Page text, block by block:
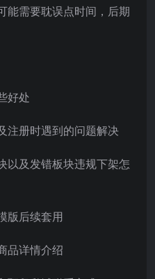
能需要耽误点时间，后期
好处
注册时遇到的问题解决
以及发错板块违规下架怎
版后续套用
品详情介绍